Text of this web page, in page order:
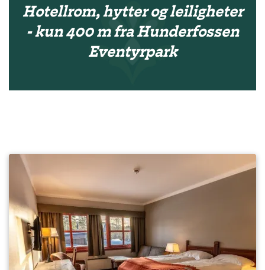
Hotellrom, hytter og leiligheter
- kun 400 m fra Hunderfossen
Eventyrpark